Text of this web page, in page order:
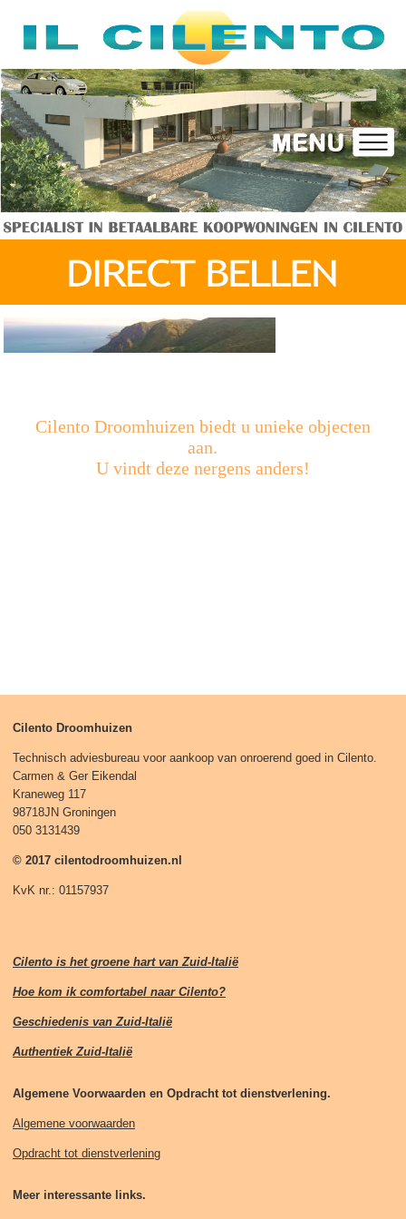
Cilento Droomhuizen biedt u unieke objecten
aan.
U vindt deze nergens anders!
Cilento Droomhuizen
Technisch adviesbureau voor aankoop van onroerend goed in Cilento.
Carmen & Ger Eikendal
Kraneweg 117
98718JN Groningen
050 3131439
© 2017 cilentodroomhuizen.nl
KvK nr.: 01157937
Cilento is het groene hart van Zuid-Italië
Hoe kom ik comfortabel naar Cilento?
Geschiedenis van Zuid-Italië
Authentiek Zuid-Italië
Algemene Voorwaarden en Opdracht tot dienstverlening.
Algemene voorwaarden
Opdracht tot dienstverlening
Meer interessante links.